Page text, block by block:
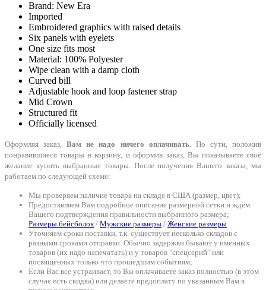
Brand: New Era
Imported
Embroidered graphics with raised details
Six panels with eyelets
One size fits most
Material: 100% Polyester
Wipe clean with a damp cloth
Curved bill
Adjustable hook and loop fastener strap
Mid Crown
Structured fit
Officially licensed
Оформляя заказ,Вам не надо ничего оплачивать. По сути, положив
понравившиеся товары в корзину, и оформив заказ, Вы показываете своё
желание купить выбранные товары. После получения Вашего заказа, мы
работаем по следующей схеме:
Мы проверяем наличие товара на складе в США (размер, цвет);
Предоставляем Вам подробное описание размерной сетки и ждём
Вашего подтверждения правильности выбранного размера;
Размеры бейсболок/ Мужские размеры / Женские размеры
Уточняем сроки поставки, т.к. существует несколько складов с
разными сроками отправки. Обычно задержки бывают у именных
товаров (их надо напечатать) и у товаров "спецсерий" или
посвящённых только что прошедшим событиям;
Если Вас все устраивает, то Вы оплачиваете заказ полностью (в этом
случае есть скидка) или делаете предоплату по указанным Вам в